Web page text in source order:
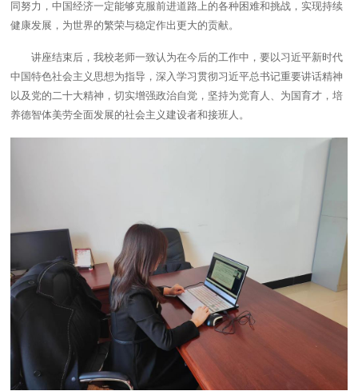
同努力，中国经济一定能够克服前进道路上的各种困难和挑战，实现持续
健康发展，为世界的繁荣与稳定作出更大的贡献。
讲座结束后，我校老师一致认为在今后的工作中，要以习近平新时代
中国特色社会主义思想为指导，深入学习贯彻习近平总书记重要讲话精神
以及党的二十大精神，切实增强政治自觉，坚持为党育人、为国育才，培
养德智体美劳全面发展的社会主义建设者和接班人。